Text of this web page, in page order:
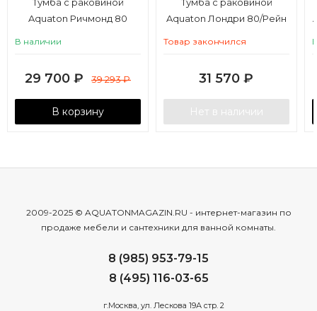
Aquaton Ричмонд 80
В наличии
29 700 ₽ 39 293₽
В корзину
Aquaton Лондри 80/Рейн
Товар закончился
31 570 ₽
Нет в наличии
2009-2025 © AQUATONMAGAZIN.RU - интернет-магазин по
продаже мебели и сантехники для ванной комнаты.
8 (985) 953-79-15
8 (495) 116-03-65
г.Москва, ул. Лескова 19А стр. 2